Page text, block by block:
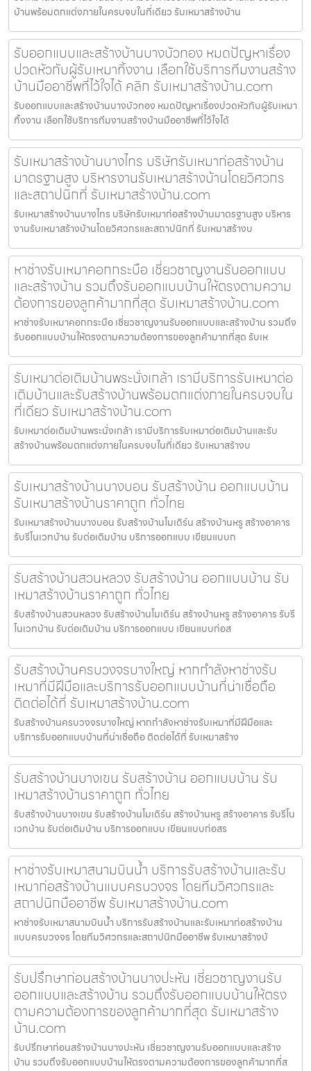
บ้านพร้อมตกแต่งภายในครบจบในที่เดียว รับเหมาสร้างบ้าน
รับออกแบบและสร้างบ้านบางบัวทอง หมดปัญหาเรื่อง
ปวดหัวกับผู้รับเหมาทิ้งงาน เลือกใช้บริการทีมงานสร้าง
บ้านมืออาชีพที่ไว้ใจได้ คลิก รับเหมาสร้างบ้าน.com
รับออกแบบและสร้างบ้านบางบัวทอง หมดปัญหาเรื่องปวดหัวกับผู้รับเหมา
ทิ้งงาน เลือกใช้บริการทีมงานสร้างบ้านมืออาชีพที่ไว้ใจได้
รับเหมาสร้างบ้านบางไทร บริษัทรับเหมาก่อสร้างบ้าน
มาตรฐานสูง บริหารงานรับเหมาสร้างบ้านโดยวิศวกร
และสถาปนิกที่ รับเหมาสร้างบ้าน.com
รับเหมาสร้างบ้านบางไทร บริษัทรับเหมาก่อสร้างบ้านมาตรฐานสูง บริหาร
งานรับเหมาสร้างบ้านโดยวิศวกรและสถาปนิกที่ รับเหมาสร้างบ
หาช่างรับเหมาคอกกระบือ เชี่ยวชาญงานรับออกแบบ
และสร้างบ้าน รวมถึงรับออกแบบบ้านให้ตรงตามความ
ต้องการของลูกค้ามากที่สุด รับเหมาสร้างบ้าน.com
หาช่างรับเหมาคอกกระบือ เชี่ยวชาญงานรับออกแบบและสร้างบ้าน รวมถึง
รับออกแบบบ้านให้ตรงตามความต้องการของลูกค้ามากที่สุด รับเห
รับเหมาต่อเติมบ้านพระนั่งเกล้า เรามีบริการรับเหมาต่อ
เติมบ้านและรับสร้างบ้านพร้อมตกแต่งภายในครบจบใน
ที่เดียว รับเหมาสร้างบ้าน.com
รับเหมาต่อเติมบ้านพระนั่งเกล้า เรามีบริการรับเหมาต่อเติมบ้านและรับ
สร้างบ้านพร้อมตกแต่งภายในครบจบในที่เดียว รับเหมาสร้างบ
รับเหมาสร้างบ้านบางบอน รับสร้างบ้าน ออกแบบบ้าน
รับเหมาสร้างบ้านราคาถูก ทั่วไทย
รับเหมาสร้างบ้านบางบอน รับสร้างบ้านโมเดิร์น สร้างบ้านหรู สร้างอาคาร
รับรีโนเวทบ้าน รับต่อเติมบ้าน บริการออกแบบ เขียนแบบก
รับสร้างบ้านสวนหลวง รับสร้างบ้าน ออกแบบบ้าน รับ
เหมาสร้างบ้านราคาถูก ทั่วไทย
รับสร้างบ้านสวนหลวง รับสร้างบ้านโมเดิร์น สร้างบ้านหรู สร้างอาคาร รับรี
โนเวทบ้าน รับต่อเติมบ้าน บริการออกแบบ เขียนแบบก่อส
รับสร้างบ้านครบวงจรบางใหญ่ หากกำลังหาช่างรับ
เหมาที่มีฝีมือและบริการรับออกแบบบ้านที่น่าเชื่อถือ
ติดต่อได้ที่ รับเหมาสร้างบ้าน.com
รับสร้างบ้านครบวงจรบางใหญ่ หากกำลังหาช่างรับเหมาที่มีฝีมือและ
บริการรับออกแบบบ้านที่น่าเชื่อถือ ติดต่อได้ที่ รับเหมาสร้าง
รับสร้างบ้านบางเขน รับสร้างบ้าน ออกแบบบ้าน รับ
เหมาสร้างบ้านราคาถูก ทั่วไทย
รับสร้างบ้านบางเขน รับสร้างบ้านโมเดิร์น สร้างบ้านหรู สร้างอาคาร รับรีโน
เวทบ้าน รับต่อเติมบ้าน บริการออกแบบ เขียนแบบก่อสร
หาช่างรับเหมาสนามบินน้ำ บริการรับสร้างบ้านและรับ
เหมาก่อสร้างบ้านแบบครบวงจร โดยทีมวิศวกรและ
สถาปนิกมืออาชีพ รับเหมาสร้างบ้าน.com
หาช่างรับเหมาสนามบินน้ำ บริการรับสร้างบ้านและรับเหมาก่อสร้างบ้าน
แบบครบวงจร โดยทีมวิศวกรและสถาปนิกมืออาชีพ รับเหมาสร้างบ้
รับปรึกษาก่อนสร้างบ้านบางปะหัน เชี่ยวชาญงานรับ
ออกแบบและสร้างบ้าน รวมถึงรับออกแบบบ้านให้ตรง
ตามความต้องการของลูกค้ามากที่สุด รับเหมาสร้าง
บ้าน.com
รับปรึกษาก่อนสร้างบ้านบางปะหัน เชี่ยวชาญงานรับออกแบบและสร้าง
บ้าน รวมถึงรับออกแบบบ้านให้ตรงตามความต้องการของลูกค้ามากที่ส